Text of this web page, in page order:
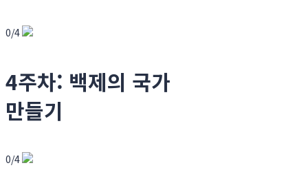
0/4
4주차: 백제의 국가
만들기
0/4